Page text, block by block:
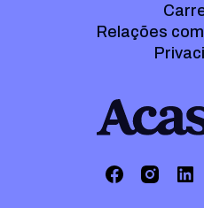
Relações